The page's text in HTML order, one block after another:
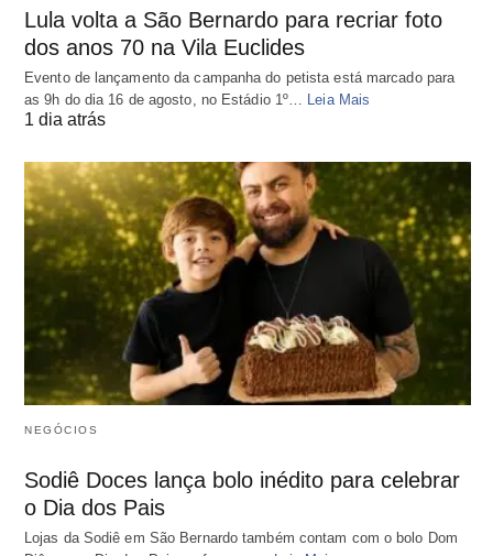
Lula volta a São Bernardo para recriar foto
dos anos 70 na Vila Euclides
Evento de lançamento da campanha do petista está marcado para
as 9h do dia 16 de agosto, no Estádio 1º…
Leia Mais
1 dia atrás
NEGÓCIOS
Sodiê Doces lança bolo inédito para celebrar
o Dia dos Pais
Lojas da Sodiê em São Bernardo também contam com o bolo Dom